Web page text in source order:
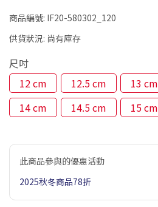
商品編號: IF20-580302_120
供貨狀況: 尚有庫存
尺吋
12 cm
12.5 cm 13 cm
14 cm
14.5 cm 15 cm
此商品參與的優惠活動
2025秋冬商品78折